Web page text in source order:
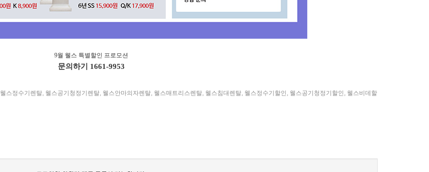
9월 웰스 특별할인 프로모션
문의하기 1661-9953
웰스정수기렌탈, 웰스공기청정기렌탈, 웰스안마의자렌탈, 웰스매트리스렌탈, 웰스침대렌탈, 웰스정수기할인 , 웰스공기청정기할인 , 웰스비데할